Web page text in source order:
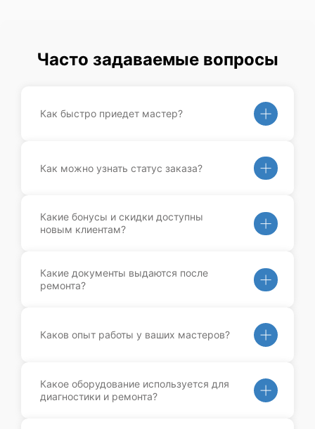
Часто задаваемые вопросы
Как быстро приедет мастер?
Как можно узнать статус заказа?
Какие бонусы и скидки доступны
новым клиентам?
Какие документы выдаются после
ремонта?
Каков опыт работы у ваших мастеров?
Какое оборудование используется для
диагностики и ремонта?